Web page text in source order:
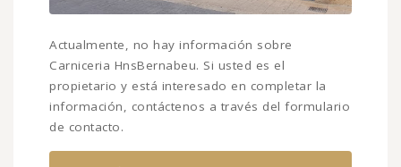
Actualmente, no hay información sobre
Carniceria HnsBernabeu. Si usted es el
propietario y está interesado en completar la
información, contáctenos a través del formulario
de contacto.